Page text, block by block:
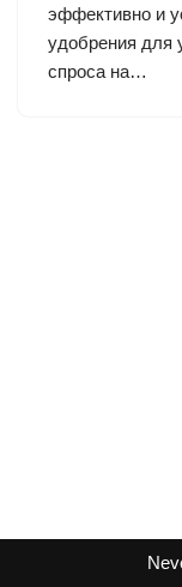
эффективно и
удобрения для
спроса на…